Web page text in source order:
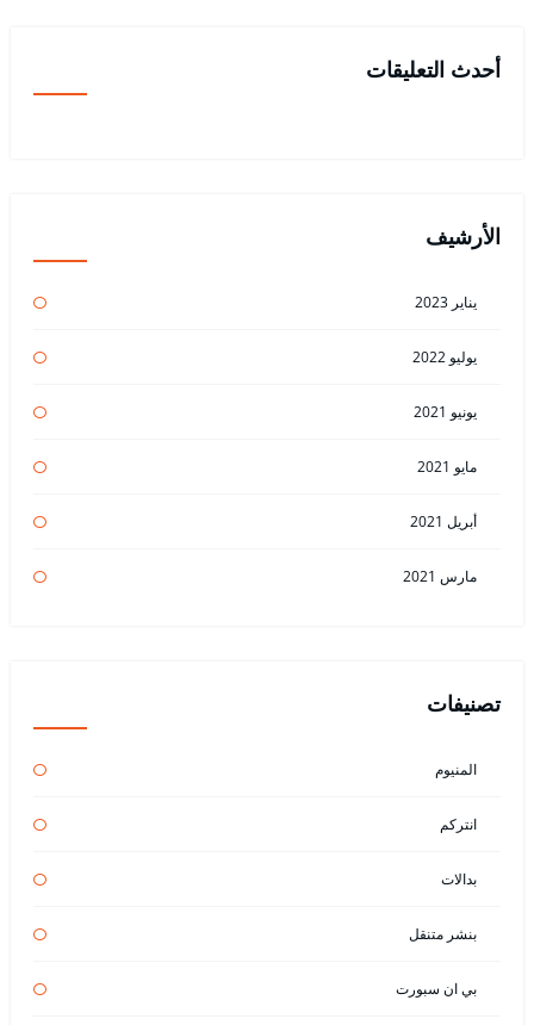
أحدث التعليقات
الأرشيف
يناير 2023
يوليو 2022
يونيو 2021
مايو 2021
أبريل 2021
مارس 2021
تصنيفات
المنيوم
انتركم
بدالات
بنشر متنقل
بي ان سبورت